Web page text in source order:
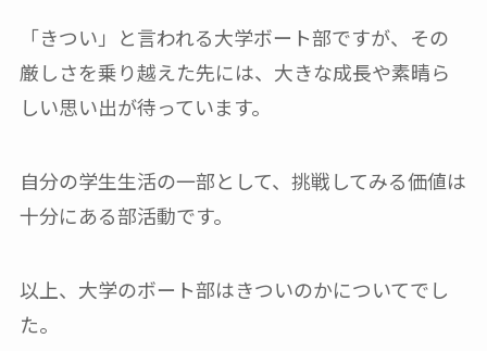
「きつい」と言われる大学ボート部ですが、その
厳しさを乗り越えた先には、大きな成長や素晴ら
しい思い出が待っています。
自分の学生生活の一部として、挑戦してみる価値は
十分にある部活動です。
以上、大学のボート部はきついのかについてでし
た。